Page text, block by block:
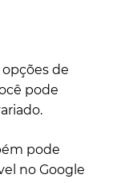
de
pode
pode
no Google